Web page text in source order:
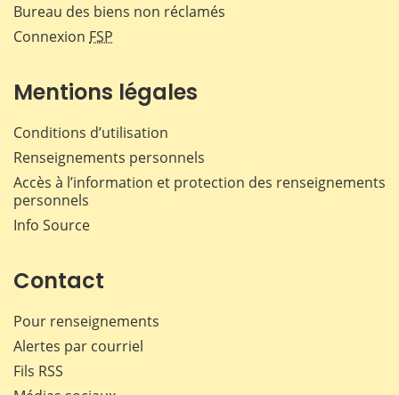
Bureau des biens non réclamés
Connexion FSP
Mentions légales
Conditions d’utilisation
Renseignements personnels
Accès à l’information et protection des renseignements
personnels
Info Source
Contact
Pour renseignements
Alertes par courriel
Fils RSS